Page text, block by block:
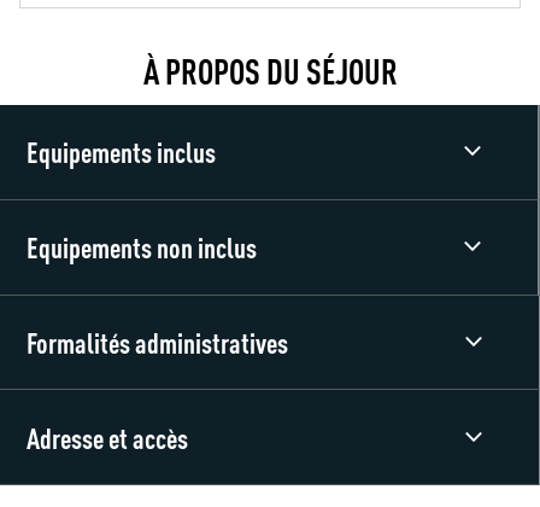
À PROPOS DU SÉJOUR
Equipements inclus
Equipements non inclus
Formalités administratives
Adresse et accès